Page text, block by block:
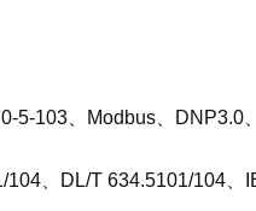
5-103、Modbus、DNP3.0
104、DL/T 634.5101/104